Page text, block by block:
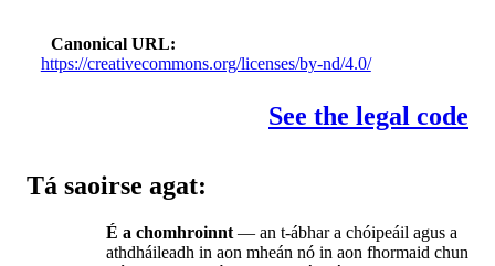
Canonical URL
https://creativecommons.org/licenses/by-nd/4.0/
See the legal code
Tá saoirse agat:
É a chomhroinnt — an t-ábhar a chóipeáil agus a
athdháileadh in aon mheán nó in aon fhormaid chun